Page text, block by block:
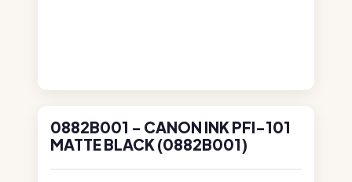
0882B001 - CANON INK PFI-101
MATTE BLACK (0882B001)